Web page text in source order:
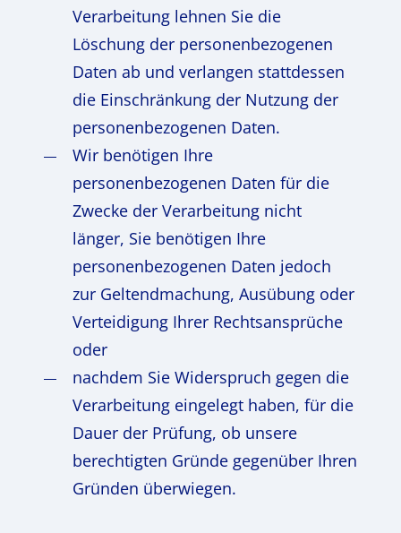
Verarbeitung lehnen Sie die
Löschung der personenbezogenen
Daten ab und verlangen stattdessen
die Einschränkung der Nutzung der
personenbezogenen Daten.
Wir benötigen Ihre
personenbezogenen Daten für die
Zwecke der Verarbeitung nicht
länger, Sie benötigen Ihre
personenbezogenen Daten jedoch
zur Geltendmachung, Ausübung oder
Verteidigung Ihrer Rechtsansprüche
oder
nachdem Sie Widerspruch gegen die
Verarbeitung eingelegt haben, für die
Dauer der Prüfung, ob unsere
berechtigten Gründe gegenüber Ihren
Gründen überwiegen.